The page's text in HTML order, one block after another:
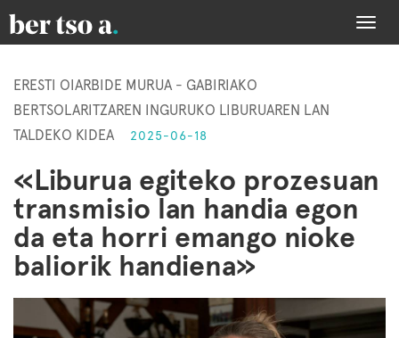
ERESTI OIARBIDE MURUA - GABIRIAKO
BERTSOLARITZAREN INGURUKO LIBURUAREN LAN
TALDEKO KIDEA
2025-06-18
«Liburua egiteko prozesuan
transmisio lan handia egon
da eta horri emango nioke
baliorik handiena»